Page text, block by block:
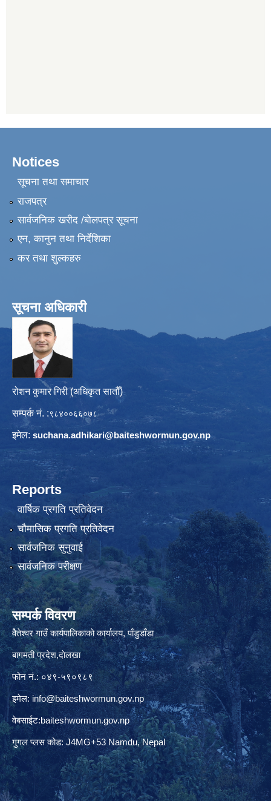
Notices
सूचना तथा समाचार
राजपत्र
सार्वजनिक खरीद /बोलपत्र सूचना
एन, कानुन तथा निर्देशिका
कर तथा शुल्कहरु
सूचना अधिकारी
रोशन कुमार गिरी (अधिकृत सातौँ)
सम्पर्क नं. :९८४००६६०७८
इमेल: suchana.adhikari@baiteshwormun.gov.np
Reports
वार्षिक प्रगति प्रतिवेदन
चौमासिक प्रगति प्रतिवेदन
सार्वजनिक सुनुवाई
सार्वजनिक परीक्षण
सम्पर्क विवरण
वैेतेश्वर गाउँ कार्यपालिकाकाे कार्यालय, पाँडुडाँडा
बागमती‌ प्रदेश,दाेलखा
फोन नं.: ०४९-५९०९८९
इमेल: info@baiteshwormun.gov.np
वेबसाईट:baiteshwormun.gov.np
गुगल प्लस कोड: J4MG+53 Namdu, Nepal